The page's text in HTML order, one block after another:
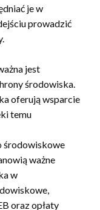
je w
prowadzić
jest
środowiska.
oferują wsparcie
temu
środowiskowe
ważne
w
oraz opłaty